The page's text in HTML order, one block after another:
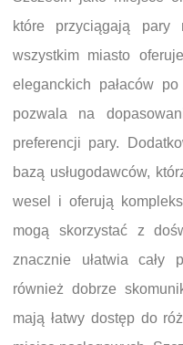
które przyciągają pary
wszystkim miasto
eleganckich pałaców
pozwala na
preferencji pary.
bazą usługodawców,
wesel i oferują
mogą skorzystać z
znacznie ułatwia cały
również dobrze
mają łatwy dostęp do